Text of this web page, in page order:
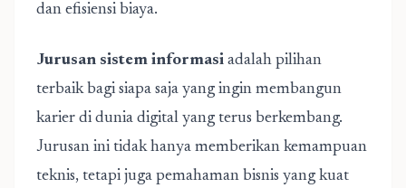
dan efisiensi biaya.
Jurusan sistem informasi adalah pilihan
terbaik bagi siapa saja yang ingin membangun
karier di dunia digital yang terus berkembang.
Jurusan ini tidak hanya memberikan kemampuan
teknis, tetapi juga pemahaman bisnis yang kuat